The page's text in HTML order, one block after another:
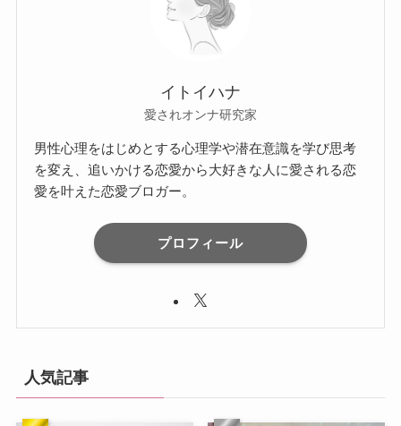
イトイハナ
愛されオンナ研究家
男性心理をはじめとする心理学や潜在意識を学び思考
を変え、追いかける恋愛から大好きな人に愛される恋
愛を叶えた恋愛ブロガー。
プロフィール
人気記事